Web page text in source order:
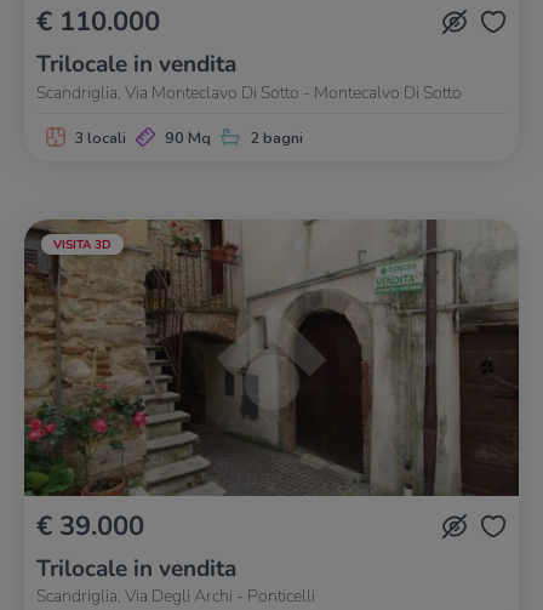
€ 110.000
Trilocale in vendita
Scandriglia, Via Monteclavo Di Sotto - Montecalvo Di Sotto
3 locali 90 Mq 2 bagni
VISITA 3D
€ 39.000
Trilocale in vendita
Scandriglia, Via Degli Archi - Ponticelli